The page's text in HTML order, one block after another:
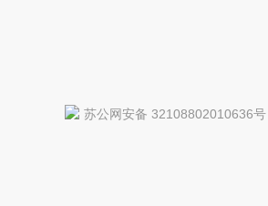
苏公网安备 32108802010636号